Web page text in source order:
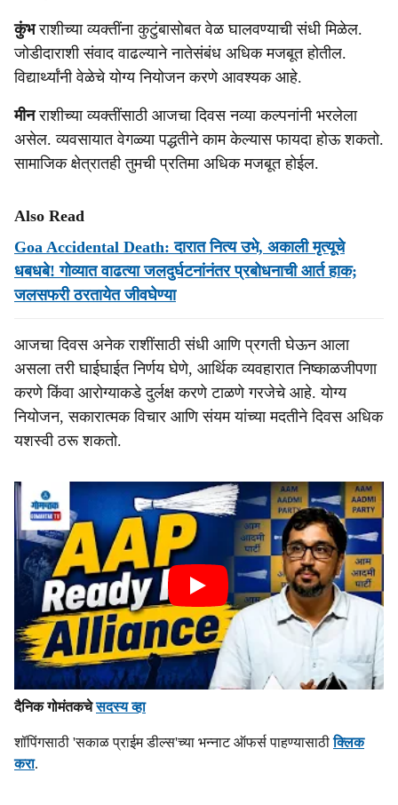
कुंभराशीच्या व्यक्तींना कुटुंबासोबत वेळ घालवण्याची संधी मिळेल.
जोडीदाराशी संवाद वाढल्याने नातेसंबंध अधिक मजबूत होतील.
विद्यार्थ्यांनी वेळेचे योग्य नियोजन करणे आवश्यक आहे.
मीनराशीच्या व्यक्तींसाठी आजचा दिवस नव्या कल्पनांनी भरलेला
असेल. व्यवसायात वेगळ्या पद्धतीने काम केल्यास फायदा होऊ शकतो.
सामाजिक क्षेत्रातही तुमची प्रतिमा अधिक मजबूत होईल.
Also Read
Goa Accidental Death: दारात नित्य उभे, अकाली मृत्यूचे
धबधबे! गोव्यात वाढत्या जलदुर्घटनांनंतर प्रबोधनाची आर्त हाक;
जलसफरी ठरतायेत जीवघेण्या
आजचा दिवस अनेक राशींसाठी संधी आणि प्रगती घेऊन आला
असला तरी घाईघाईत निर्णय घेणे, आर्थिक व्यवहारात निष्काळजीपणा
करणे किंवा आरोग्याकडे दुर्लक्ष करणे टाळणे गरजेचे आहे. योग्य
नियोजन, सकारात्मक विचार आणि संयम यांच्या मदतीने दिवस अधिक
यशस्वी ठरू शकतो.
दैनिक गोमंतकचेसदस्य व्हा
शॉपिंगसाठी 'सकाळ प्राईम डील्स'च्या भन्नाट ऑफर्स पाहण्यासाठीक्लिक
करा.